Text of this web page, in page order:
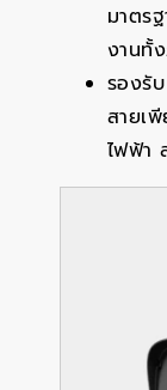
มาตร
งานทั้
รองรั
สายเ
ไฟฟ้า